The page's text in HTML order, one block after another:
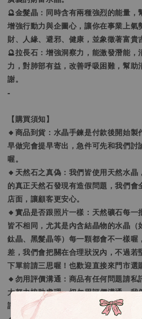
🔮金髮晶：同時含有兩種強烈的能量，
增強行動力與企圖心，讓你在事業上氣
財、人緣、避邪、健康，並象徵著富貴
🔮拉長石：增強洞察力，能激發潛能，
力，對肺部有益，改善呼吸困難，幫助
謝。
-
【購買須知】
🔸商品到貨：水晶手鍊是付款後開始製
早做完會提早寄出，急件可先和我們討
喔。
🔸天然石之真偽：我們皆使用天然水晶
的真正天然石發現有造假問題，我們會
店面，讓顧客更安心。
🔸實品是否跟照片一樣：天然礦石每一
皆不相同，尤其是內含結晶物的水晶（
鈦晶、黑髮晶等）每一顆都會不一樣喔
差，我們會把關在合理狀況內，不過若
下單前請三思喔！也歡迎直接來門市選
🔸勿用評價溝通：商品有任何問題請私
大努力協助處理，切勿用評價溝通，我
評價回覆，可以接受再下單喔。